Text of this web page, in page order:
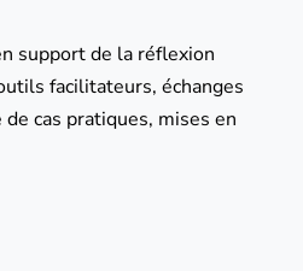
support de la réflexion
facilitateurs, échanges
cas pratiques, mises en